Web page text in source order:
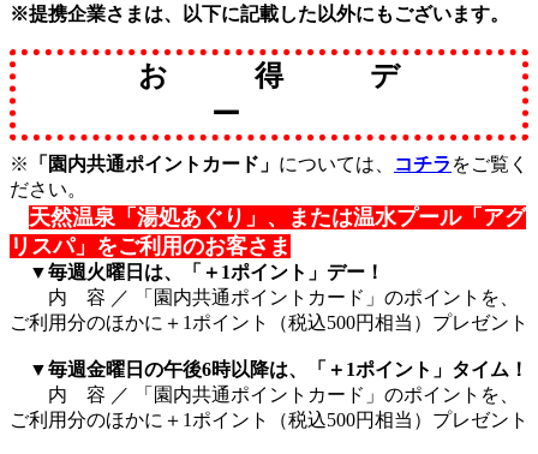
※提携企業さまは、以下に記載した以外にもございます。
お 得 デ
ー
※ 「園内共通ポイントカード」 については、 コチラ をご覧く
ださい。
天然温泉「湯処あぐり」、または温水プール「アグ
リスパ」をご利用のお客さま
▼毎週火曜日は、「＋1ポイント」デー！
内 容 ／ 「園内共通ポイントカード」のポイントを、
ご利用分のほかに＋1ポイント（税込500円相当）プレゼント
▼毎週金曜日の午後6時以降は、「＋1ポイント」タイム！
内 容 ／ 「園内共通ポイントカード」のポイントを、
ご利用分のほかに＋1ポイント（税込500円相当）プレゼント